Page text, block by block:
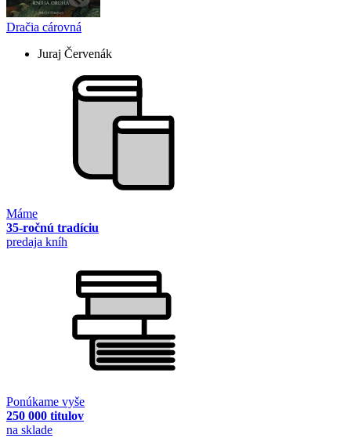
Dračia cárovná
Juraj Červenák
Máme
35-ročnú tradíciu
predaja kníh
Ponúkame vyše
250 000 titulov
na sklade